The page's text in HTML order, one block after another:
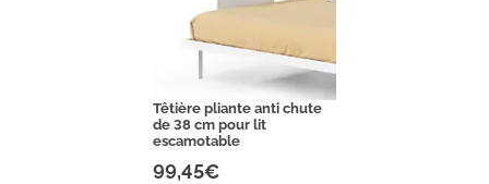
Têtière pliante anti chute
de 38 cm pour lit
escamotable
99,45€